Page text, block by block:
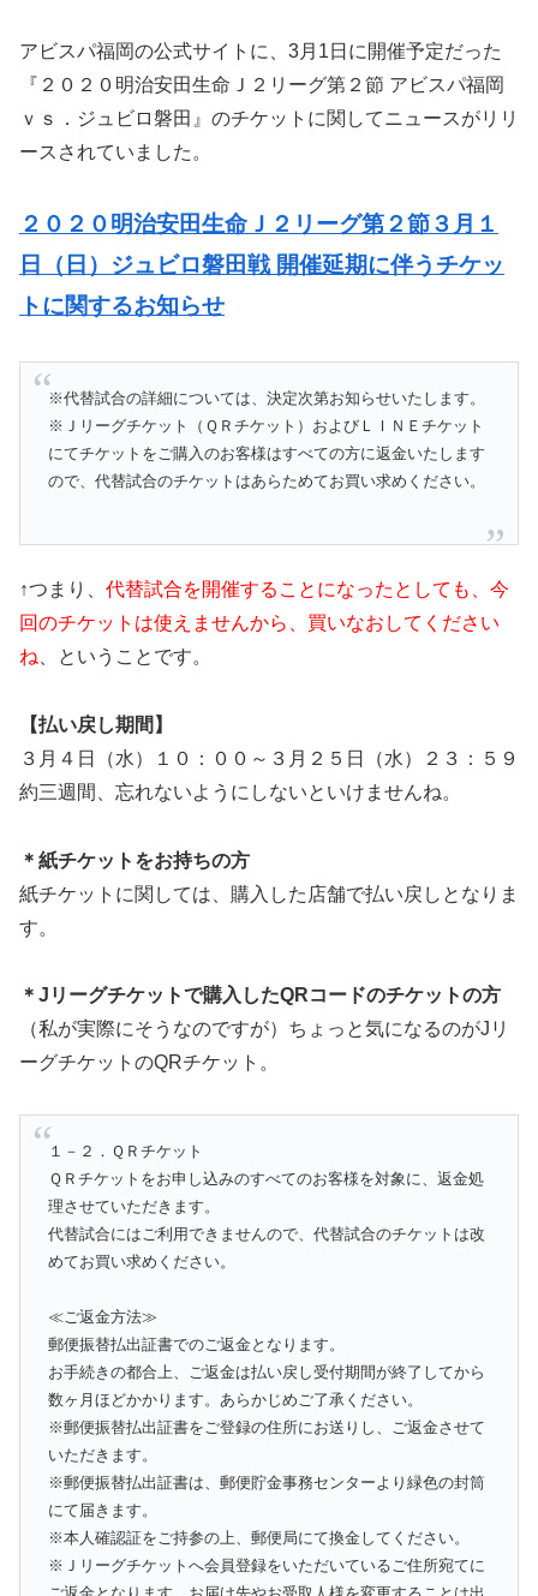
アビスパ福岡の公式サイトに、3月1日に開催予定だった
『２０２０明治安田生命Ｊ２リーグ第２節 アビスパ福岡
ｖｓ．ジュビロ磐田』のチケットに関してニュースがリリ
ースされていました。
２０２０明治安田生命Ｊ２リーグ第２節３月１
日（日）ジュビロ磐田戦 開催延期に伴うチケッ
トに関するお知らせ
※代替試合の詳細については、決定次第お知らせいたします。
※Ｊリーグチケット（ＱＲチケット）およびＬＩＮＥチケット
にてチケットをご購入のお客様はすべての方に返金いたします
ので、代替試合のチケットはあらためてお買い求めください。
↑つまり、 代替試合を開催することになったとしても、今
回のチケットは使えませんから、買いなおしてください
ね 、ということです。
【払い戻し期間】
３月４日（水）１０：００～３月２５日（水）２３：５９
約三週間、忘れないようにしないといけませんね。
＊紙チケットをお持ちの方
紙チケットに関しては、購入した店舗で払い戻しとなりま
す。
＊Jリーグチケットで購入したQRコードのチケットの方
（私が実際にそうなのですが）ちょっと気になるのがJリ
ーグチケットのQRチケット。
１－２．ＱＲチケット
ＱＲチケットをお申し込みのすべてのお客様を対象に、返金処
理させていただきます。
代替試合にはご利用できませんので、代替試合のチケットは改
めてお買い求めください。
≪ご返金方法≫
郵便振替払出証書でのご返金となります。
お手続きの都合上、ご返金は払い戻し受付期間が終了してから
数ヶ月ほどかかります。あらかじめご了承ください。
※郵便振替払出証書をご登録の住所にお送りし、ご返金させて
いただきます。
※郵便振替払出証書は、郵便貯金事務センターより緑色の封筒
にて届きます。
※本人確認証をご持参の上、郵便局にて換金してください。
※Ｊリーグチケットへ会員登録をいただいているご住所宛てに